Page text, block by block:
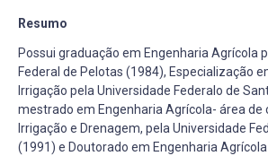
Resumo
Possui graduação em Engenharia Agrícola
Federal de Pelotas (1984), Especialização
Irrigação pela Universidade Federalo de
mestrado em Engenharia Agrícola- área de
Irrigação e Drenagem, pela Universidade
(1991) e Doutorado em Engenharia